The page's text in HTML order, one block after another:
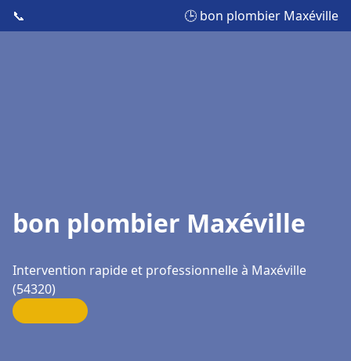
📞 🕒 bon plombier Maxéville
bon plombier Maxéville
Intervention rapide et professionnelle à Maxéville
(54320)